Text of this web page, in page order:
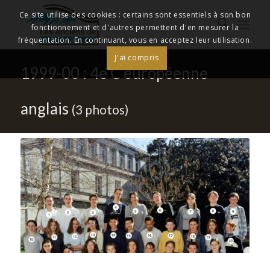
1999-00 : 4e C européenne
anglais (3 photos)
Ce site utilise des cookies : certains sont essentiels à son bon
fonctionnement et d'autres permettent d'en mesurer la
fréquentation. En continuant, vous en acceptez leur utilisation.
J'ai compris